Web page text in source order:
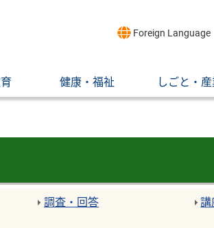
Foreign Language
健康・福祉 しごと・
調査・回答 講